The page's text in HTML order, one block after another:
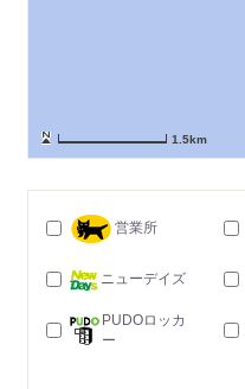
1.5km
営業所
ニューデイズ
PUDOロッカ
ー